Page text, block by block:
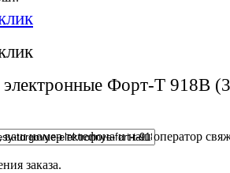
электронные Форт-Т 918В
номер телефона и наш оператор
заказа.